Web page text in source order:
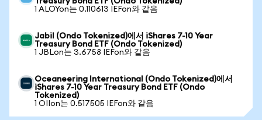
1 ALOYon는 0.110613 IEFon와 같음
Jabil (Ondo Tokenized)에서 iShares 7-10 Year
Treasury Bond ETF (Ondo Tokenized)
1 JBLon는 3.6758 IEFon와 같음
Oceaneering International (Ondo Tokenized)에서
iShares 7-10 Year Treasury Bond ETF (Ondo
Tokenized)
1 OIIon는 0.517505 IEFon와 같음